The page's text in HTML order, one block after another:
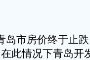
市房价终于止
此情况下青岛开